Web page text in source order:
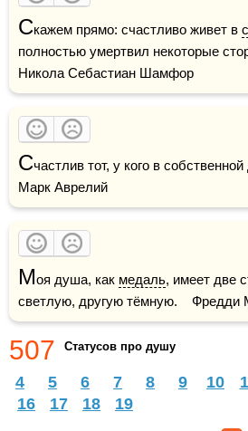
Скажем прямо: счастливо живет в
полностью умертвил некоторые
Никола Себастиан Шамфор
Счастлив тот, у кого в
Марк Аврелий
Моя душа, как медаль, имеет две
светлую, другую тёмную.    Фредди
507 Статусов про душу
4 5 6 7 8 9 10
16
17 18 19